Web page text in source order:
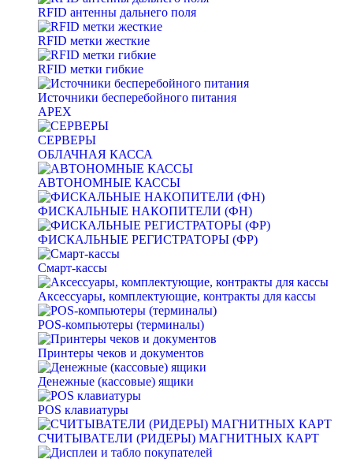
RFID антенны дальнего поля
RFID метки жесткие
RFID метки гибкие
Источники бесперебойного питания
APEX
СЕРВЕРЫ
ОБЛАЧНАЯ КАССА
АВТОНОМНЫЕ КАССЫ
ФИСКАЛЬНЫЕ НАКОПИТЕЛИ (ФН)
ФИСКАЛЬНЫЕ РЕГИСТРАТОРЫ (ФР)
Смарт-кассы
Аксессуары, комплектующие, контракты для кассы
POS-компьютеры (терминалы)
Принтеры чеков и документов
Денежные (кассовые) ящики
POS клавиатуры
СЧИТЫВАТЕЛИ (РИДЕРЫ) МАГНИТНЫХ КАРТ